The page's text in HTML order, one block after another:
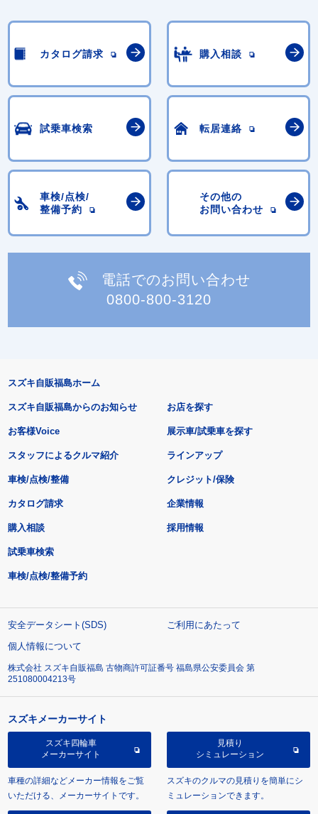
カタログ請求 購入相談
試乗車検索 転居連絡
車検/点検/
整備予約
その他の
お問い合わせ
電話でのお問い合わせ
0800-800-3120
スズキ自販福島ホーム
スズキ自販福島からのお知らせ
お客様Voice
スタッフによるクルマ紹介
お店を探す
展示車/試乗車を探す
ラインアップ
車検/点検/整備 クレジット/保険
カタログ請求
購入相談
試乗車検索
車検/点検/整備予約
企業情報
採用情報
安全データシート(SDS)
ご利用にあたって
個人情報について
株式会社 スズキ自販福島 古物商許可証番号 福島県公安委員会 第
251080004213号
スズキメーカーサイト
スズキ四輪車
メーカーサイト
車種の詳細などメーカー情報をご覧
いただける、メーカーサイトです。
見積り
シミュレーション
スズキのクルマの見積りを簡単にシ
ミュレーションできます。